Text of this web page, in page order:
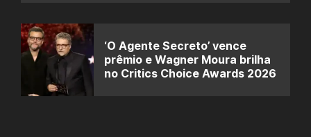
‘O Agente Secreto’ vence
prêmio e Wagner Moura brilha
no Critics Choice Awards 2026